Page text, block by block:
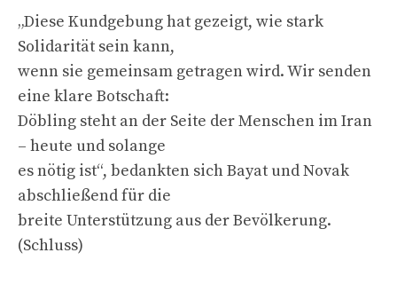
„Diese Kundgebung hat gezeigt, wie stark
Solidarität sein kann,
wenn sie gemeinsam getragen wird. Wir senden
eine klare Botschaft:
Döbling steht an der Seite der Menschen im Iran
– heute und solange
es nötig ist“, bedankten sich Bayat und Novak
abschließend für die
breite Unterstützung aus der Bevölkerung.
(Schluss)